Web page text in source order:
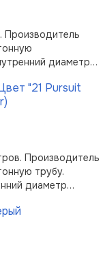
Производитель
диаметр
"21 Pursuit
Производитель
трубу.
диаметр
в